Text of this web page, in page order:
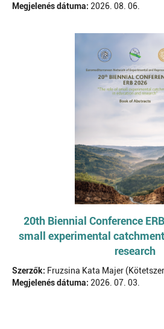
Megjelenés dátuma: 2026. 08. 06.
20th Biennial Conference
small experimental
research
Szerzők: Fruzsina Kata Majer
Megjelenés dátuma: 2026. 07. 03.